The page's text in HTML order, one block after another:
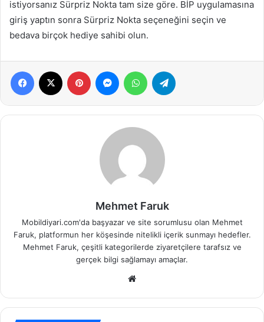
istiyorsanız Sürpriz Nokta tam size göre. BİP uygulamasına
giriş yaptın sonra Sürpriz Nokta seçeneğini seçin ve
bedava birçok hediye sahibi olun.
Facebook Pinterest MessengerWhatsApp
Mehmet Faruk
Mobildiyari.com'da başyazar ve site sorumlusu olan Mehmet
Faruk, platformun her köşesinde nitelikli içerik sunmayı hedefler.
Mehmet Faruk, çeşitli kategorilerde ziyaretçilere tarafsız ve
gerçek bilgi sağlamayı amaçlar.